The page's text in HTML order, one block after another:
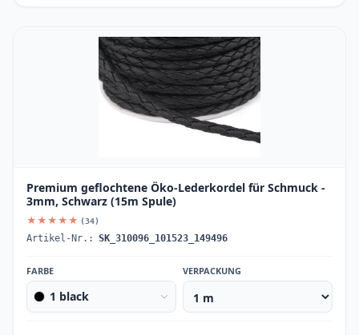
Premium geflochtene Öko-Lederkordel für Schmuck -
3mm, Schwarz (15m Spule)
★★★★★ (34)
Artikel-Nr.: SK_310096_101523_149496
FARBE
1 black
VERPACKUNG